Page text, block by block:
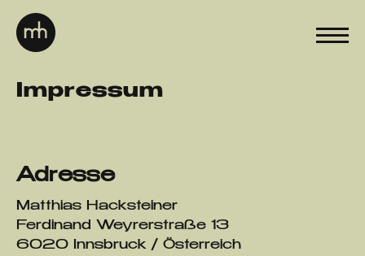
Impressum
Adresse
Matthias Hacksteiner
Ferdinand Weyrerstraße 13
6020 Innsbruck / Österreich